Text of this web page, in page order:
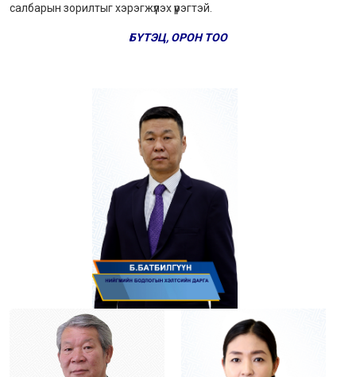
салбарын зорилтыг хэрэгжүүлэх үүрэгтэй.
БҮТЭЦ, ОРОН ТОО